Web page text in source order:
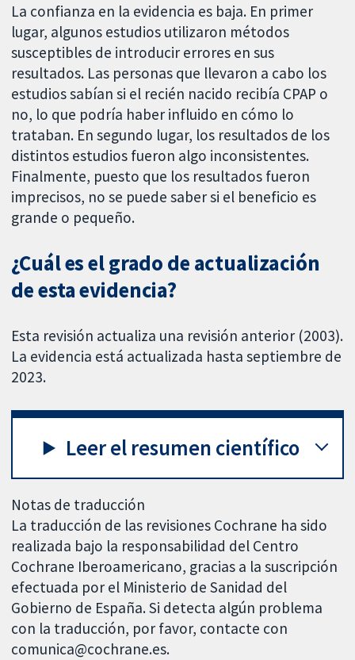
La confianza en la evidencia es baja. En primer
lugar, algunos estudios utilizaron métodos
susceptibles de introducir errores en sus
resultados. Las personas que llevaron a cabo los
estudios sabían si el recién nacido recibía CPAP o
no, lo que podría haber influido en cómo lo
trataban. En segundo lugar, los resultados de los
distintos estudios fueron algo inconsistentes.
Finalmente, puesto que los resultados fueron
imprecisos, no se puede saber si el beneficio es
grande o pequeño.
¿Cuál es el grado de actualización
de esta evidencia?
Esta revisión actualiza una revisión anterior (2003).
La evidencia está actualizada hasta septiembre de
2023.
Leer el resumen científico
Notas de traducción
La traducción de las revisiones Cochrane ha sido
realizada bajo la responsabilidad del Centro
Cochrane Iberoamericano, gracias a la suscripción
efectuada por el Ministerio de Sanidad del
Gobierno de España. Si detecta algún problema
con la traducción, por favor, contacte con
comunica@cochrane.es.